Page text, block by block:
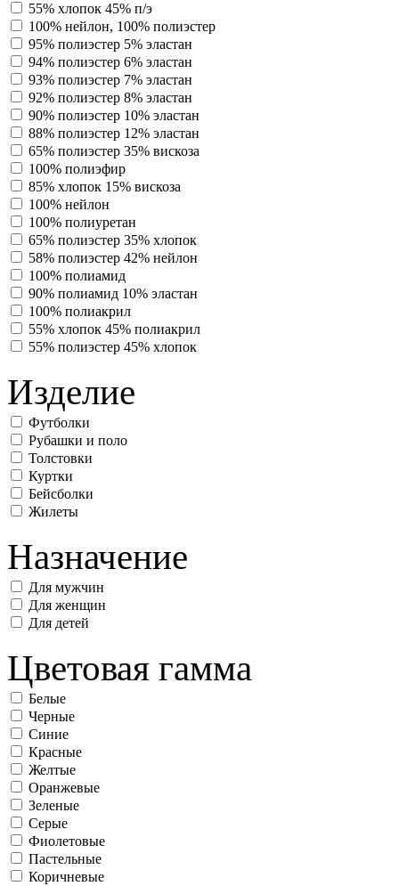
55% хлопок 45% п/э
100% нейлон, 100% полиэстер
95% полиэстер 5% эластан
94% полиэстер 6% эластан
93% полиэстер 7% эластан
92% полиэстер 8% эластан
90% полиэстер 10% эластан
88% полиэстер 12% эластан
65% полиэстер 35% вискоза
100% полиэфир
85% хлопок 15% вискоза
100% нейлон
100% полиуретан
65% полиэстер 35% хлопок
58% полиэстер 42% нейлон
100% полиамид
90% полиамид 10% эластан
100% полиакрил
55% хлопок 45% полиакрил
55% полиэстер 45% хлопок
Изделие
Футболки
Рубашки и поло
Толстовки
Куртки
Бейсболки
Жилеты
Назначение
Для мужчин
Для женщин
Для детей
Цветовая гамма
Белые
Черные
Синие
Красные
Желтые
Оранжевые
Зеленые
Серые
Фиолетовые
Пастельные
Коричневые